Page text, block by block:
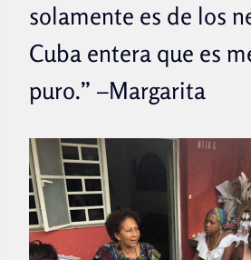
solamente es de los
Cuba entera que es
puro.” –Margarita